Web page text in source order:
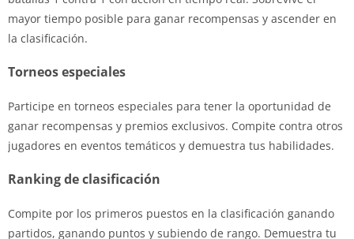
mayor tiempo posible para ganar recompensas y ascender en
la clasificación.
Torneos especiales
Participe en torneos especiales para tener la oportunidad de
ganar recompensas y premios exclusivos. Compite contra otros
jugadores en eventos temáticos y demuestra tus habilidades.
Ranking de clasificación
Compite por los primeros puestos en la clasificación ganando
partidos, ganando puntos y subiendo de rango. Demuestra tu